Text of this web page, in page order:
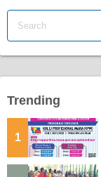
Trending
1